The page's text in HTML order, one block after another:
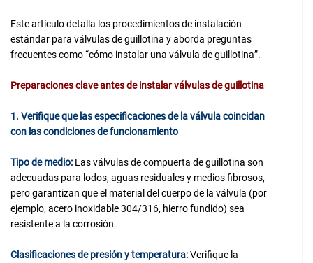
Este artículo detalla los procedimientos de instalación
estándar para válvulas de guillotina y aborda preguntas
frecuentes como “cómo instalar una válvula de guillotina”.
Preparaciones clave antes de instalar válvulas de guillotina
1. Verifique que las especificaciones de la válvula coincidan
con las condiciones de funcionamiento
Tipo de medio: Las válvulas de compuerta de guillotina son
adecuadas para lodos, aguas residuales y medios fibrosos,
pero garantizan que el material del cuerpo de la válvula (por
ejemplo, acero inoxidable 304/316, hierro fundido) sea
resistente a la corrosión.
Clasificaciones de presión y temperatura:Verifique la